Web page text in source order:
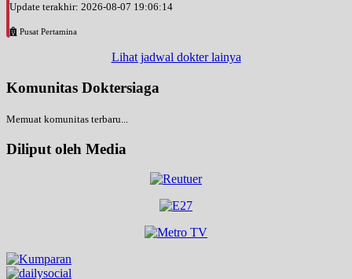
Update terakhir: 2026-08-07 19:06:14
Pusat Pertamina
Lihat jadwal dokter lainya
Komunitas Doktersiaga
Memuat komunitas terbaru...
Diliput oleh Media